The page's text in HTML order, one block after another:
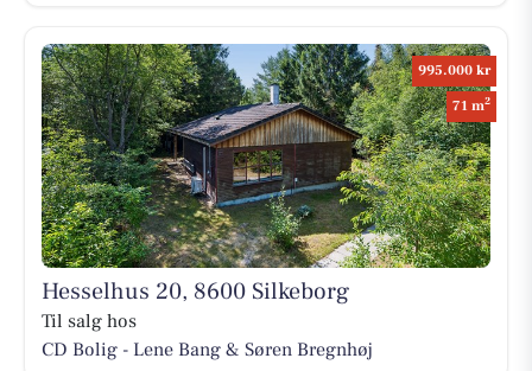
995.000 kr
71 m2
Hesselhus 20, 8600 Silkeborg
Til salg hos
CD Bolig - Lene Bang & Søren Bregnhøj